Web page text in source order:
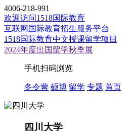
4006-218-991
欢迎访问1518国际教育
互联网国际教育招生服务平台
1518国际教育中文授课留学项目
2024年度出国留学秋季展
手机扫码浏览
冬令营 硕博 留学 专题 首页
四川大学